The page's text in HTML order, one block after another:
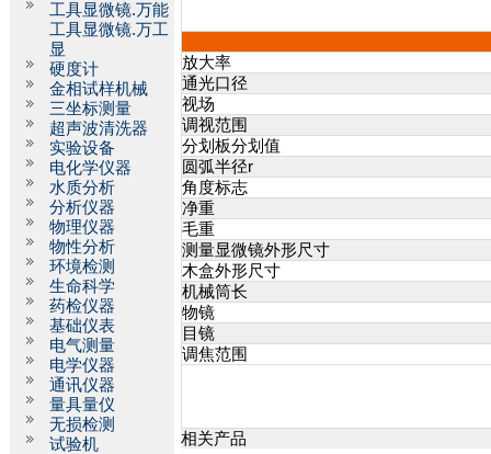
工具显微镜.万能
工具显微镜.万工
显
硬度计
金相试样机械
三坐标测量
超声波清洗器
实验设备
电化学仪器
水质分析
分析仪器
物理仪器
物性分析
环境检测
生命科学
药检仪器
基础仪表
电气测量
电学仪器
通讯仪器
量具量仪
无损检测
试验机
放大率
通光口径
视场
调视范围
分划板分划值
圆弧半径r
角度标志
净重
毛重
测量显微镜外形尺寸
木盒外形尺寸
机械筒长
物镜
目镜
调焦范围
相关产品